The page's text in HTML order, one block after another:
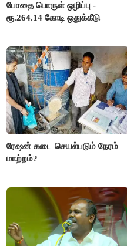
போதை பொருள் ஒழிப்பு -
ரூ.264.14 கோடி ஒதுக்கீடு
ரேஷன் கடை செயல்படும் நேரம்
மாற்றம்?